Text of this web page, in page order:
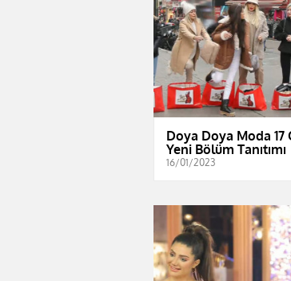
Doya Doya Moda 17
Yeni Bölüm Tanıtımı
16/01/2023